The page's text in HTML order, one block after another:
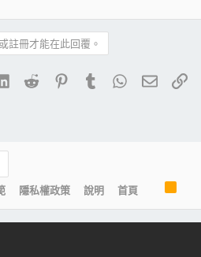
註冊才能在此回覆。
LinkedIn
Reddit PinterestTumblrWhatsApp
電子
隱私權政策 說明 首頁
R
S
S